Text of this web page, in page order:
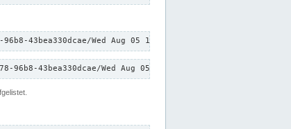
96b8-43bea330dcae/Wed Aug 05 15:13:14 CEST 2026/down.txt"
96b8-43bea330dcae/Wed Aug 05 15:13:14 CEST 2026/down.txt"